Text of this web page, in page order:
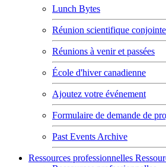
Lunch Bytes
Réunion scientifique
Réunions à venir et passées
École d'hiver canadienne
Ajoutez votre événement
Formulaire de demande de
Past Events Archive
Ressources professionnelles